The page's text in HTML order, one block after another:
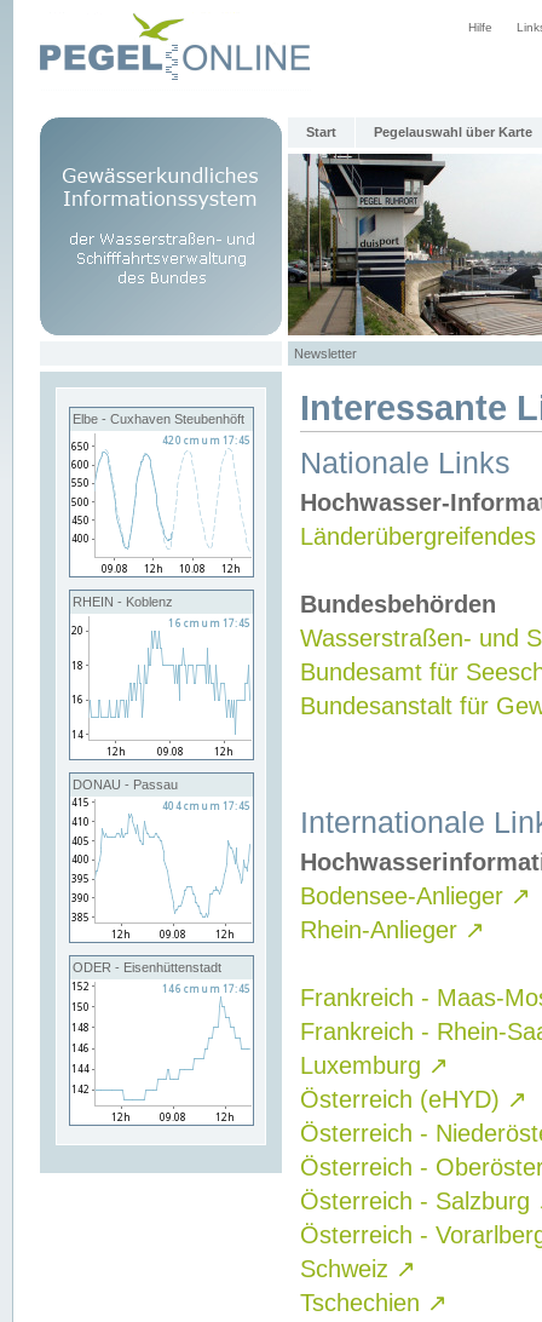
Hilfe
Start Pegelauswahl über Karte
Newsletter
Elbe - Cuxhaven Steubenhöft
RHEIN - Koblenz
DONAU - Passau
ODER - Eisenhüttenstadt
Interessante
Nationale Links
Hochwasser-
Bundesbehörden
Wasserstraßen- und
Bundesamt für
Bundesanstalt für
Internationale
Bodensee-Anlieger ↗
Rhein-Anlieger ↗
Frankreich - Maas-
Frankreich - Rhein-
Luxemburg ↗
Österreich (eHYD) ↗
Österreich -
Österreich -
Österreich - Salzburg
Österreich -
Schweiz ↗
Tschechien ↗